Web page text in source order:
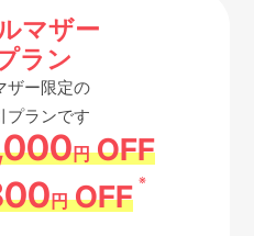
マザー
ラン
ザー限定の
プランです
円OFF
円OFF ※